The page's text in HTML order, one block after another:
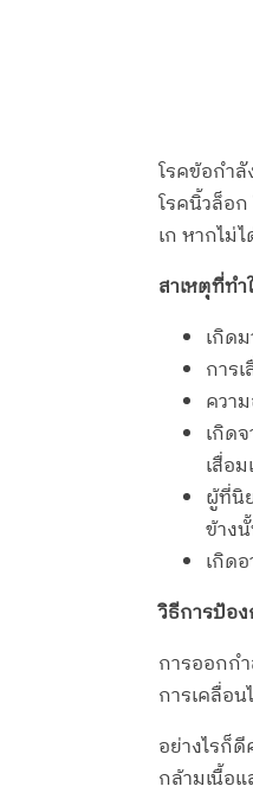
โรคข้อกำ
โรคนิ้วล็อ
เก หากไม่
สาเหตุที่ท
เกิด
การ
ควา
เกิด
เสื่อม
ผู้ที่นิ
ข้าง
เกิด
วิธีการป้อ
การออกก
การเคลื่อ
อย่างไรก็
กล้ามเนื้อ